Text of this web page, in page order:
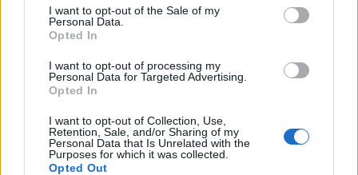
I want to opt-out of the Sale of my
Personal Data.
Opted In
I want to opt-out of processing my
Personal Data for Targeted Advertising.
Opted In
I want to opt-out of Collection, Use,
Retention, Sale, and/or Sharing of my
Personal Data that Is Unrelated with the
Purposes for which it was collected.
Opted Out
orosz csapatok többször is szembesültek azzal, hogy az
ukrán tüzérség kínos pontossággal képes célba venni az
Ukrajnának adott tüzérségi eszközök, a tömegesen
felfegyverzett polgári drónok, illetve a különféle
KEDVES OLVASÓNK!